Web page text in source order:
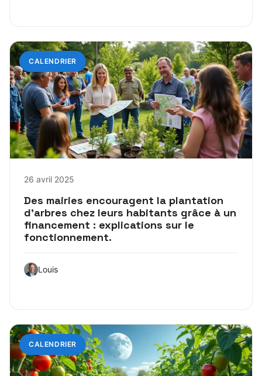
CALENDRIER
26 avril 2025
Des mairies encouragent la plantation
d’arbres chez leurs habitants grâce à un
financement : explications sur le
fonctionnement.
Louis
CALENDRIER